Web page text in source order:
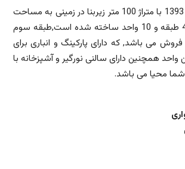
این آپارتمان در سال 1393 با متراژ 100 متر زیربنا در زمینی به مساحت
300 متر به صورت 4 طبقه و 10 واحد ساخته شده است,طبقه سوم
فروش می باشد, که دارای پارکینگ و انباری برای
همچنین دارای سالنی نورگیر و آشپزخانه با
شما محیا می باشد.